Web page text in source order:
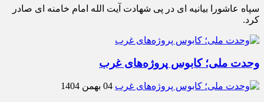
سپاه عاشورا بیانیه ای در پی شهادت آیت الله امام خامنه ای صادر
کرد.
وحدت ملی؛ کابوس پروژه‌های غرب
04 بهمن 1404